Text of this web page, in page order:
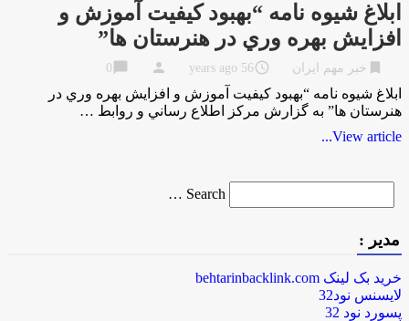
ابلاغ شيوه نامه “بهبود كيفيت آموزش و
افزايش بهره وري در هنرستان ها”
خبر مهم ایران access_time
56 years ago
person
chat_bubble
ابلاغ شيوه نامه “بهبود كيفيت آموزش و افزايش بهره وري در
هنرستان ها” به گزارش مركز اطلاع رساني و روابط …
View article...
for
Search …
مدیر :
خرید بک لینک behtarinbacklink.com
لایسنس نود32
پسورد نود 32